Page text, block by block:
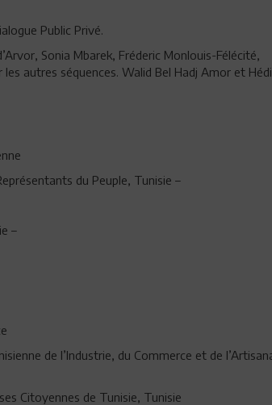
Public Privé.
Sonia Mbarek, Fréderic Monlouis-Félécité,
autres séquences. Walid Bel Hadj Amor et Hédi
du Peuple, Tunisie –
–
de l’Industrie, du Commerce et de
Citoyennes de Tunisie, Tunisie